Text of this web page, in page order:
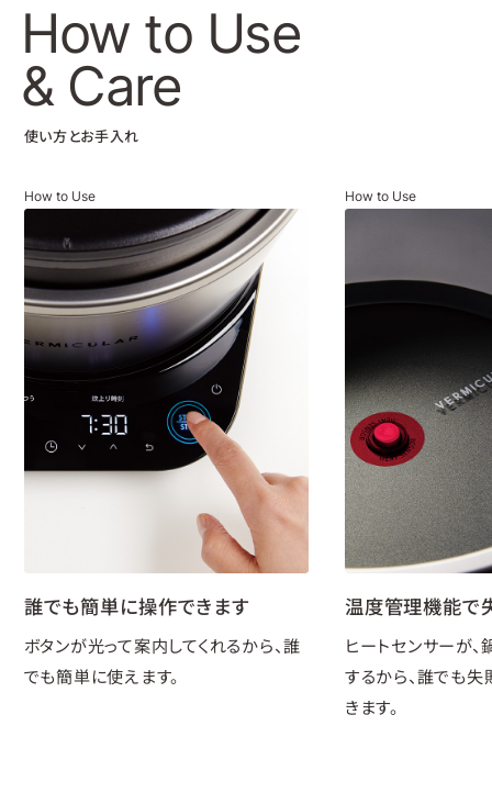
How to Use
& Care
使い方とお手入れ
How to Use
誰でも簡単に操作できます
ボタンが光って案内してくれるから、誰
でも簡単に使えます。
How to Use
温度管理機能で
ヒートセンサーが
するから、誰でも
きます。